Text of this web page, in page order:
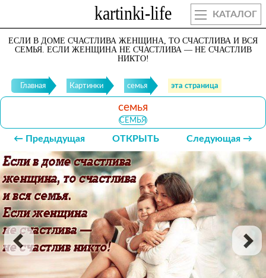
КАТАЛОГ
ЕСЛИ В ДОМЕ СЧАСТЛИВА ЖЕНЩИНА, ТО СЧАСТЛИВА И ВСЯ
СЕМЬЯ. ЕСЛИ ЖЕНЩИНА НЕ СЧАСТЛИВА — НЕ СЧАСТЛИВ
НИКТО!
Главная Картинки семья эта страница
семья
СЕМЬЯ
← Предыдущая ОТКРЫТЬ Следующая →